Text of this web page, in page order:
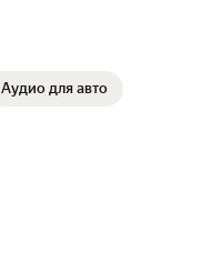
Аудио для авто